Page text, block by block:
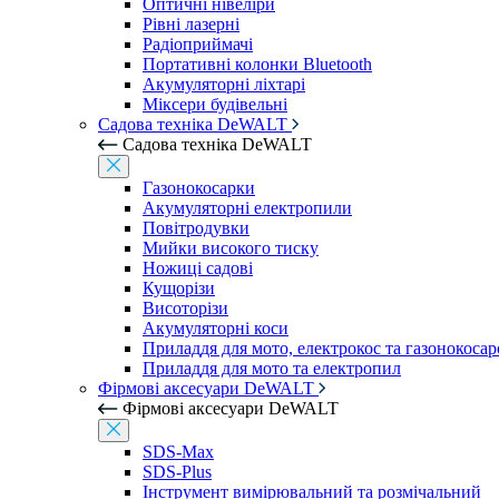
Оптичні нівеліри
Рівні лазерні
Радіоприймачі
Портативні колонки Bluetooth
Акумуляторні ліхтарі
Міксери будівельні
Садова техніка DeWALT
Садова техніка DeWALT
Газонокосарки
Акумуляторні електропили
Повітродувки
Мийки високого тиску
Ножиці садові
Кущорізи
Висоторізи
Акумуляторні коси
Приладдя для мото, електрокос та
Приладдя для мото та електропил
Фірмові аксесуари DeWALT
Фірмові аксесуари DeWALT
SDS-Max
SDS-Plus
Інструмент вимірювальний та розмічальний